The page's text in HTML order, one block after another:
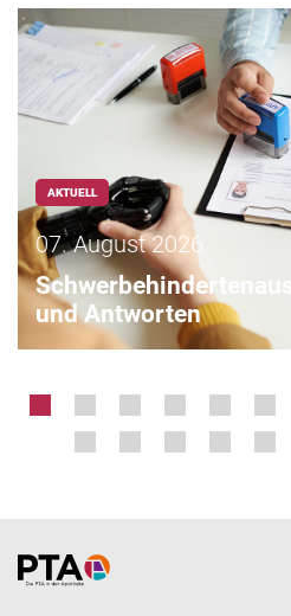
AKTUELL
07. August 2026
und Antworten
Home